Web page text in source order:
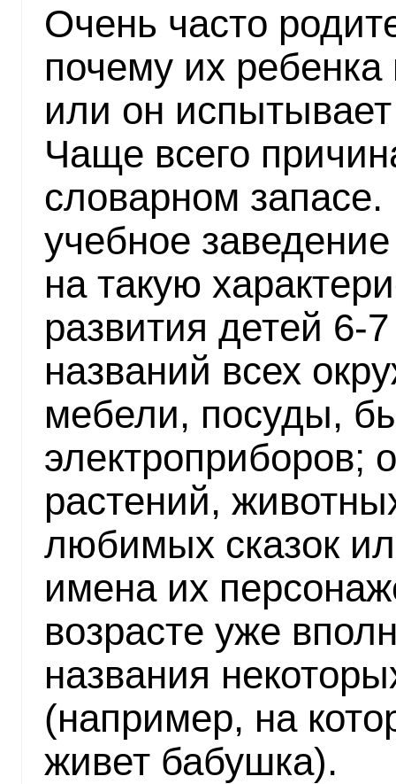
Очень часто
почему их
или он
Чаще всего
словарном
учебное
на такую
развития детей 6-
названий всех
мебели, посуды,
электроприборов;
растений,
любимых сказок
имена их
возрасте уже
названия
(например, на
живет бабушка).